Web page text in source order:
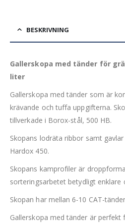
BESKRIVNING
Gallerskopa med tänder för
liter
Gallerskopa med tänder som är
krävande och tuffa uppgifterna.
tillverkade i Borox-stål, 500 HB.
Skopans lodräta ribbor samt
Hardox 450.
Skopans kamprofiler är
sorteringsarbetet betydligt enklare
Skopan har mellan 6-10 CAT-
Gallerskopa med tänder är